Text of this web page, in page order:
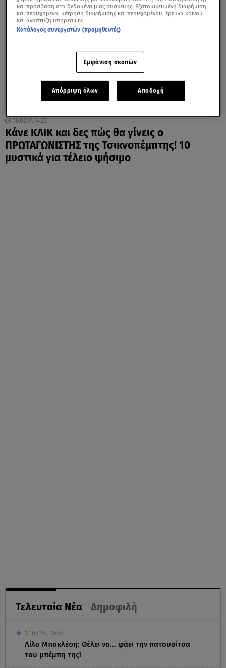
16.02.17, 14:32
Κάνε ΚΛΙΚ και δες πώς θα γίνεις ο
ΠΡΩΤΑΓΩΝΙΣΤΗΣ της Τσικνοπέμπτης! 10
μυστικά για τέλειο ψήσιμο
Τελευταία Νέα Δημοφιλή
10.08.26 , 09:46
Λίλα Μπακλέση: Θέλει να... φάει την πατουσίτσα
του μπέμπη της!
και πρόσβαση στα δεδομένα μιας συσκευής. Εξατομικευμένη διαφήμιση
και περιεχόμενο, μέτρηση διαφήμισης και περιεχομένου, έρευνα κοινού
και ανάπτυξη υπηρεσιών.
Κατάλογος συνεργατών (προμηθευτές)
Εμφάνιση σκοπών
Απόρριψη όλων Αποδοχή